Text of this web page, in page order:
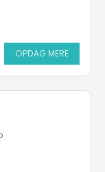
OPDAG MERE